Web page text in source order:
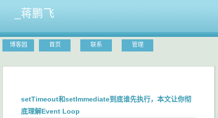
_蒋鹏飞
博客园 首页 联系 管理
setTimeout和setImmediate到底谁先执行，本文让你彻
底理解Event Loop